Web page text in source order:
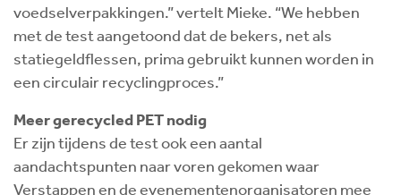
voedselverpakkingen.” vertelt Mieke. “We hebben
met de test aangetoond dat de bekers, net als
statiegeldflessen, prima gebruikt kunnen worden in
een circulair recyclingproces.”
Meer gerecycled PET nodig
Er zijn tijdens de test ook een aantal
aandachtspunten naar voren gekomen waar
Verstappen en de evenementenorganisatoren mee